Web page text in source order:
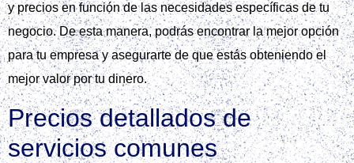
y precios en función de las necesidades específicas de tu
negocio. De esta manera, podrás encontrar la mejor opción
para tu empresa y asegurarte de que estás obteniendo el
mejor valor por tu dinero.
Precios detallados de
servicios comunes